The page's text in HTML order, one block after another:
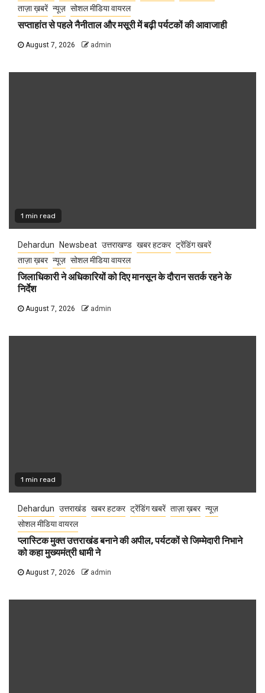
ताज़ा ख़बरें न्यूज़ सोशल मीडिया वायरल
सप्ताहांत से पहले नैनीताल और मसूरी में बढ़ी पर्यटकों की आवाजाही
August 7, 2026 admin
1 min read
Dehardun Newsbeat उत्तराखण्ड खबर हटकर ट्रेंडिंग खबरें
ताज़ा ख़बर न्यूज़ सोशल मीडिया वायरल
जिलाधिकारी ने अधिकारियों को दिए मानसून के दौरान सतर्क रहने के
निर्देश
August 7, 2026 admin
1 min read
Dehardun उत्तराखंड खबर हटकर ट्रेंडिंग खबरें ताज़ा ख़बर न्यूज़
सोशल मीडिया वायरल
प्लास्टिक मुक्त उत्तराखंड बनाने की अपील, पर्यटकों से जिम्मेदारी निभाने
को कहा मुख्यमंत्री धामी ने
August 7, 2026 admin